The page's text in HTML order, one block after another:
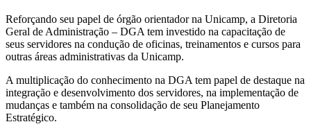
Reforçando seu papel de órgão orientador na Unicamp, a Diretoria
Geral de Administração – DGA tem investido na capacitação de
seus servidores na condução de oficinas, treinamentos e cursos para
outras áreas administrativas da Unicamp.
A multiplicação do conhecimento na DGA tem papel de destaque na
integração e desenvolvimento dos servidores, na implementação de
mudanças e também na consolidação de seu Planejamento
Estratégico.